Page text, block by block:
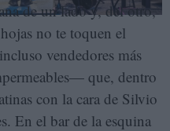
de un lado y, del otro,
no te toquen el
vendedores más
que, dentro
con la cara de Silvio
En el bar de la esquina